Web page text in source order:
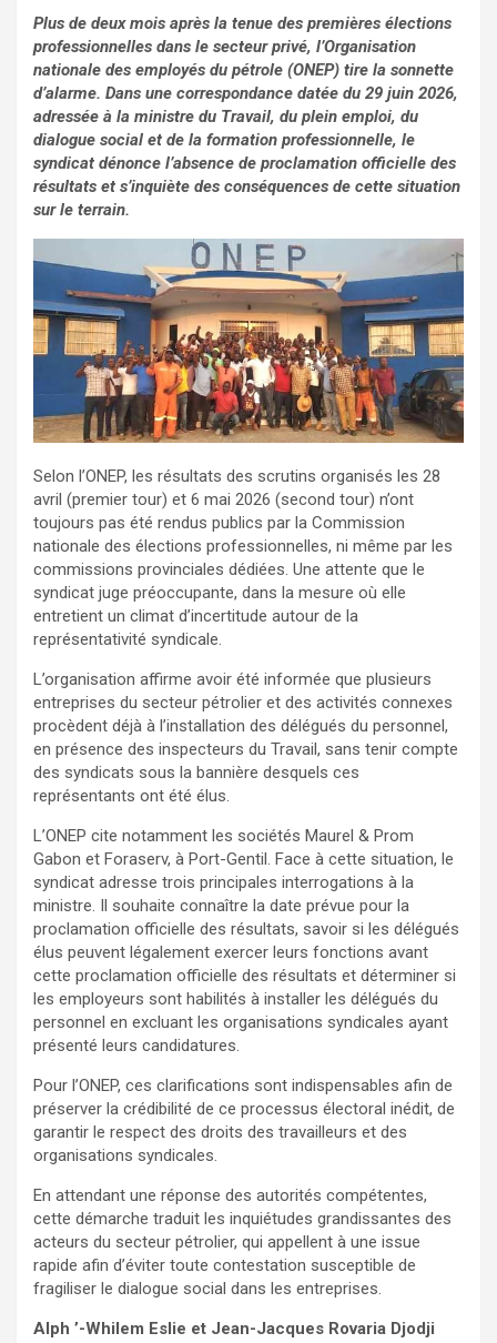
Plus de deux mois après la tenue des premières élections
professionnelles dans le secteur privé, l’Organisation
nationale des employés du pétrole (ONEP) tire la sonnette
d’alarme. Dans une correspondance datée du 29 juin 2026,
adressée à la ministre du Travail, du plein emploi, du
dialogue social et de la formation professionnelle, le
syndicat dénonce l’absence de proclamation officielle des
résultats et s’inquiète des conséquences de cette situation
sur le terrain.
Selon l’ONEP, les résultats des scrutins organisés les 28
avril (premier tour) et 6 mai 2026 (second tour) n’ont
toujours pas été rendus publics par la Commission
nationale des élections professionnelles, ni même par les
commissions provinciales dédiées. Une attente que le
syndicat juge préoccupante, dans la mesure où elle
entretient un climat d’incertitude autour de la
représentativité syndicale.
L’organisation affirme avoir été informée que plusieurs
entreprises du secteur pétrolier et des activités connexes
procèdent déjà à l’installation des délégués du personnel,
en présence des inspecteurs du Travail, sans tenir compte
des syndicats sous la bannière desquels ces
représentants ont été élus.
L’ONEP cite notamment les sociétés Maurel & Prom
Gabon et Foraserv, à Port-Gentil. Face à cette situation, le
syndicat adresse trois principales interrogations à la
ministre. Il souhaite connaître la date prévue pour la
proclamation officielle des résultats, savoir si les délégués
élus peuvent légalement exercer leurs fonctions avant
cette proclamation officielle des résultats et déterminer si
les employeurs sont habilités à installer les délégués du
personnel en excluant les organisations syndicales ayant
présenté leurs candidatures.
Pour l’ONEP, ces clarifications sont indispensables afin de
préserver la crédibilité de ce processus électoral inédit, de
garantir le respect des droits des travailleurs et des
organisations syndicales.
En attendant une réponse des autorités compétentes,
cette démarche traduit les inquiétudes grandissantes des
acteurs du secteur pétrolier, qui appellent à une issue
rapide afin d’éviter toute contestation susceptible de
fragiliser le dialogue social dans les entreprises.
Alph ’-Whilem Eslie et Jean-Jacques Rovaria Djodji